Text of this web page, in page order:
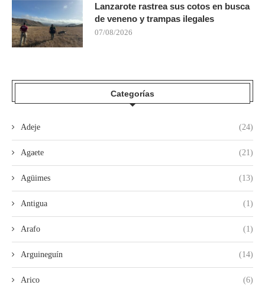
Lanzarote rastrea sus cotos en busca
de veneno y trampas ilegales
07/08/2026
Categorías
Adeje (24)
Agaete (21)
Agüimes (13)
Antigua (1)
Arafo (1)
Arguineguín (14)
Arico (6)